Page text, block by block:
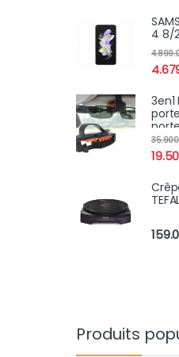
4 8/
pour
35.900
Produits